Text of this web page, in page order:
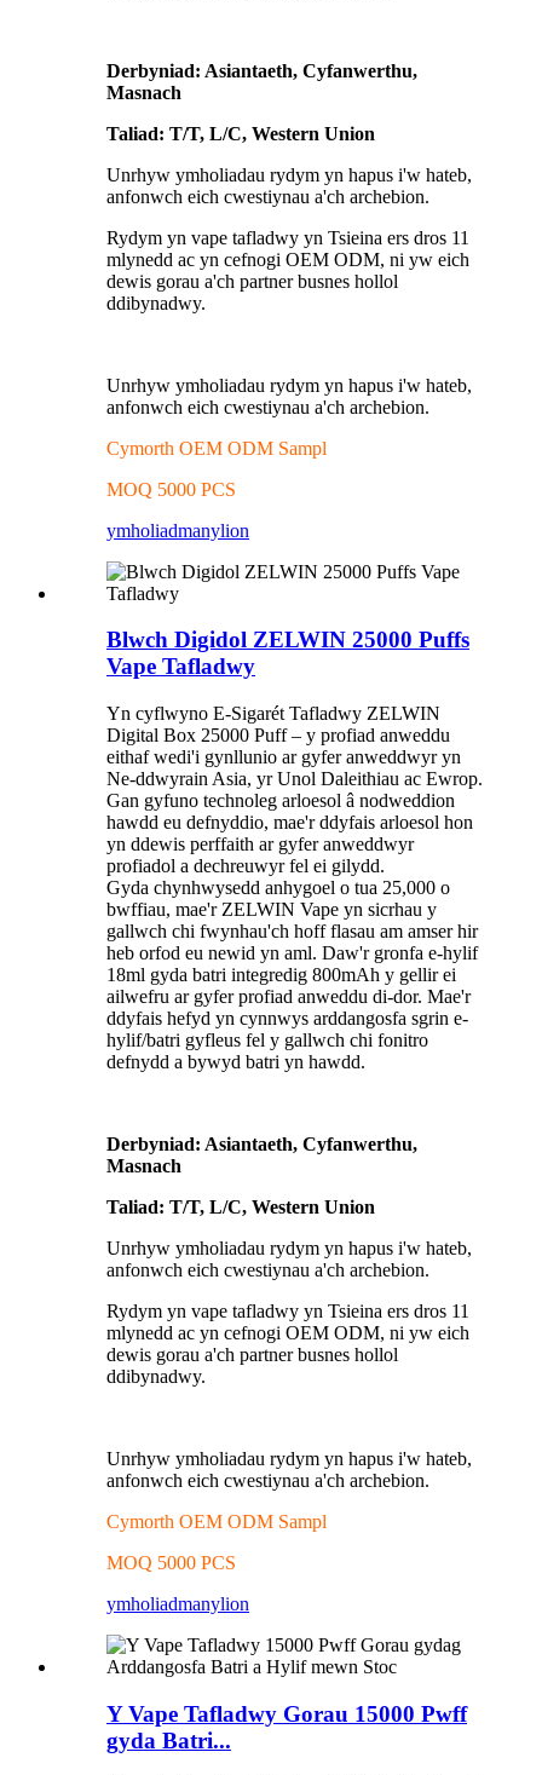
Derbyniad: Asiantaeth, Cyfanwerthu,
Masnach
Taliad: T/T, L/C, Western Union
Unrhyw ymholiadau rydym yn hapus i'w hateb,
anfonwch eich cwestiynau a'ch archebion.
Rydym yn vape tafladwy yn Tsieina ers dros 11
mlynedd ac yn cefnogi OEM ODM, ni yw eich
dewis gorau a'ch partner busnes hollol
ddibynadwy.
Unrhyw ymholiadau rydym yn hapus i'w hateb,
anfonwch eich cwestiynau a'ch archebion.
Cymorth OEM ODM Sampl
MOQ 5000 PCS
ymholiadmanylion
Blwch Digidol ZELWIN 25000 Puffs
Vape Tafladwy
Yn cyflwyno E-Sigarét Tafladwy ZELWIN
Digital Box 25000 Puff – y profiad anweddu
eithaf wedi'i gynllunio ar gyfer anweddwyr yn
Ne-ddwyrain Asia, yr Unol Daleithiau ac Ewrop.
Gan gyfuno technoleg arloesol â nodweddion
hawdd eu defnyddio, mae'r ddyfais arloesol hon
yn ddewis perffaith ar gyfer anweddwyr
profiadol a dechreuwyr fel ei gilydd.
Gyda chynhwysedd anhygoel o tua 25,000 o
bwffiau, mae'r ZELWIN Vape yn sicrhau y
gallwch chi fwynhau'ch hoff flasau am amser hir
heb orfod eu newid yn aml. Daw'r gronfa e-hylif
18ml gyda batri integredig 800mAh y gellir ei
ailwefru ar gyfer profiad anweddu di-dor. Mae'r
ddyfais hefyd yn cynnwys arddangosfa sgrin e-
hylif/batri gyfleus fel y gallwch chi fonitro
defnydd a bywyd batri yn hawdd.
Derbyniad: Asiantaeth, Cyfanwerthu,
Masnach
Taliad: T/T, L/C, Western Union
Unrhyw ymholiadau rydym yn hapus i'w hateb,
anfonwch eich cwestiynau a'ch archebion.
Rydym yn vape tafladwy yn Tsieina ers dros 11
mlynedd ac yn cefnogi OEM ODM, ni yw eich
dewis gorau a'ch partner busnes hollol
ddibynadwy.
Unrhyw ymholiadau rydym yn hapus i'w hateb,
anfonwch eich cwestiynau a'ch archebion.
Cymorth OEM ODM Sampl
MOQ 5000 PCS
ymholiadmanylion
Y Vape Tafladwy Gorau 15000 Pwff
gyda Batri...